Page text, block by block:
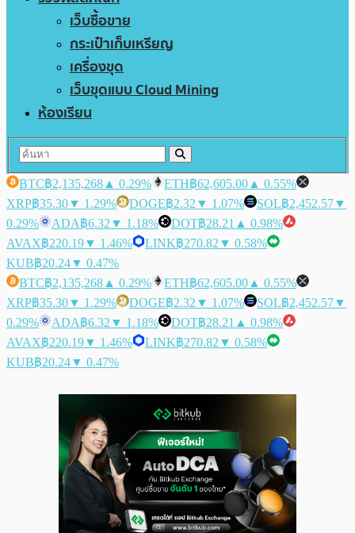
เว็บซื้อขาย
กระเป๋าเก็บเหรียญ
เครื่องขุด
เว็บขุดแบบ Cloud Mining
ห้องเรียน
BTC฿2,135,268 ▲ 0.29% ETH฿62,605.00 ▲ 0.55%
XRP฿35.30▼ 1.29% DOGE฿2.32 ▼ 1.07% SOL฿2,452.57▼
0.29%
ADA฿6.32 ▼ 1.18% DOT฿28.21 ▲ 0.98%
AVAX฿220.19▼ 1.46% LINK฿270.82 ▼ 0.58%
KUB฿20.24▼ 0.47%
BTC฿2,135,268 ▲ 0.29% ETH฿62,605.00 ▲ 0.55%
XRP฿35.30▼ 1.29% DOGE฿2.32 ▼ 1.07% SOL฿2,452.57▼
0.29%
ADA฿6.32 ▼ 1.18% DOT฿28.21 ▲ 0.98%
AVAX฿220.19▼ 1.46% LINK฿270.82 ▼ 0.58%
KUB฿20.24▼ 0.47%